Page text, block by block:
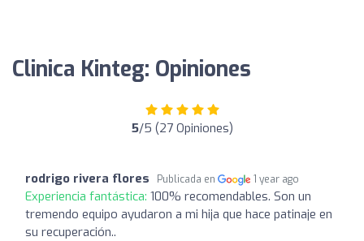
Clinica Kinteg: Opiniones
5/5 (27 Opiniones)
rodrigo rivera flores Publicada en 1 year ago
Experiencia fantástica: 100% recomendables. Son un
tremendo equipo ayudaron a mi hija que hace patinaje en
su recuperación..